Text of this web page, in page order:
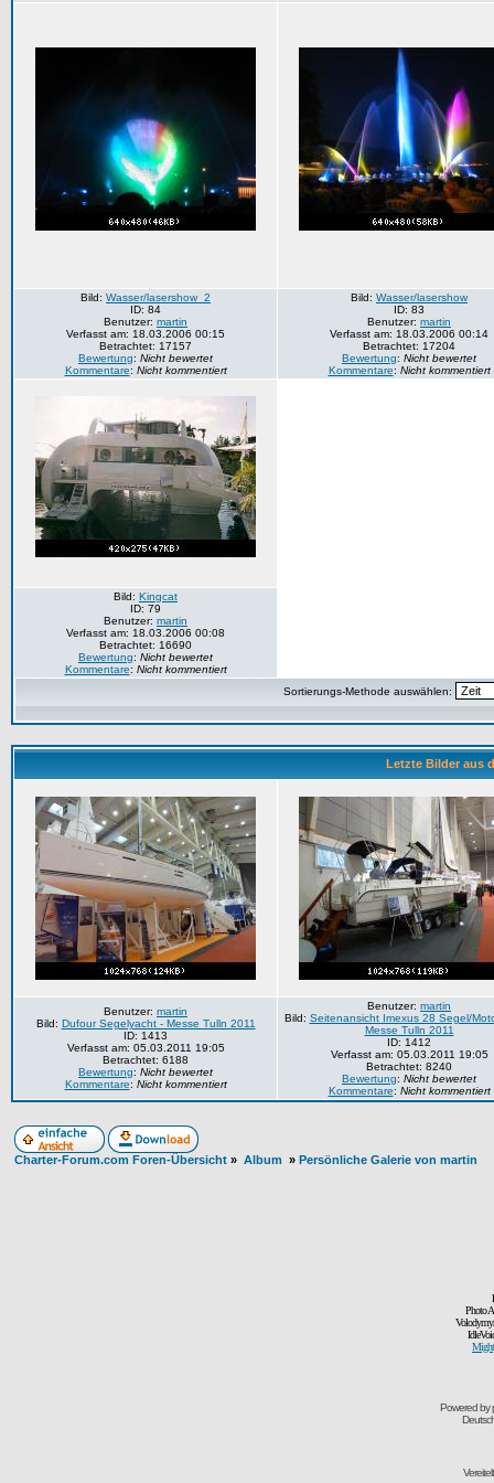
Bild: Wasser/lasershow_2
ID: 84
Benutzer: martin
Verfasst am: 18.03.2006 00:15
Betrachtet: 17157
Bewertung: Nicht bewertet
Kommentare: Nicht kommentiert
Bild: Wasser/lasershow
ID: 83
Benutzer: martin
Verfasst am: 18.03.2006 00:14
Betrachtet: 17204
Bewertung: Nicht bewertet
Kommentare: Nicht kommentiert
Bild: Kingcat
ID: 79
Benutzer: martin
Verfasst am: 18.03.2006 00:08
Betrachtet: 16690
Bewertung: Nicht bewertet
Kommentare: Nicht kommentiert
Sortierungs-Methode auswählen:
Letzte Bilder aus
Benutzer: martin
Bild: Dufour Segelyacht - Messe Tulln 2011
ID: 1413
Verfasst am: 05.03.2011 19:05
Betrachtet: 6188
Bewertung: Nicht bewertet
Kommentare: Nicht kommentiert
Benutzer: martin
Bild: Seitenansicht Imexus 28 Segel/
Messe Tulln 2011
ID: 1412
Verfasst am: 05.03.2011 19:05
Betrachtet: 8240
Bewertung: Nicht bewertet
Kommentare: Nicht kommentiert
Charter-Forum.com Foren-Übersicht » Album » Persönliche Galerie von martin
Photo
Powered by